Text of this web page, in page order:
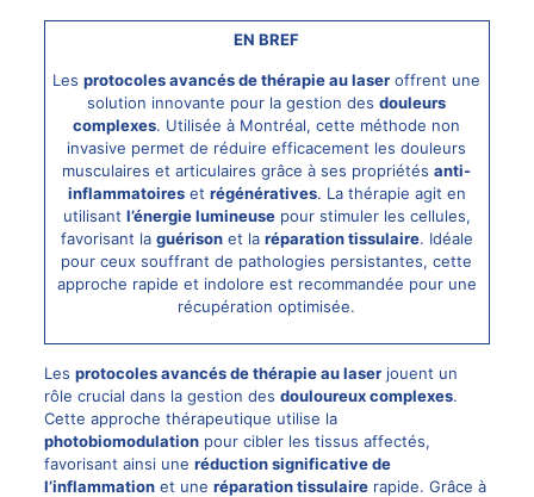
EN BREF
Lesprotocoles avancés de thérapie au laser offrent une
solution innovante pour la gestion desdouleurs
complexes. Utilisée à Montréal, cette méthode non
invasive permet de réduire efficacement les douleurs
musculaires et articulaires grâce à ses propriétésanti-
inflammatoireset régénératives. La thérapie agit en
utilisant l’énergie lumineusepour stimuler les cellules,
favorisant la guérisonet la réparation tissulaire. Idéale
pour ceux souffrant de pathologies persistantes, cette
approche rapide et indolore est recommandée pour une
récupération optimisée.
Les protocoles avancés de thérapie aulaserjouent un
rôle crucial dans la gestion des douloureux complexes.
Cette approche thérapeutique utilise la
photobiomodulationpour cibler les tissus affectés,
favorisant ainsi une réduction significative de
l’inflammationet une réparation tissulairerapide. Grâce à